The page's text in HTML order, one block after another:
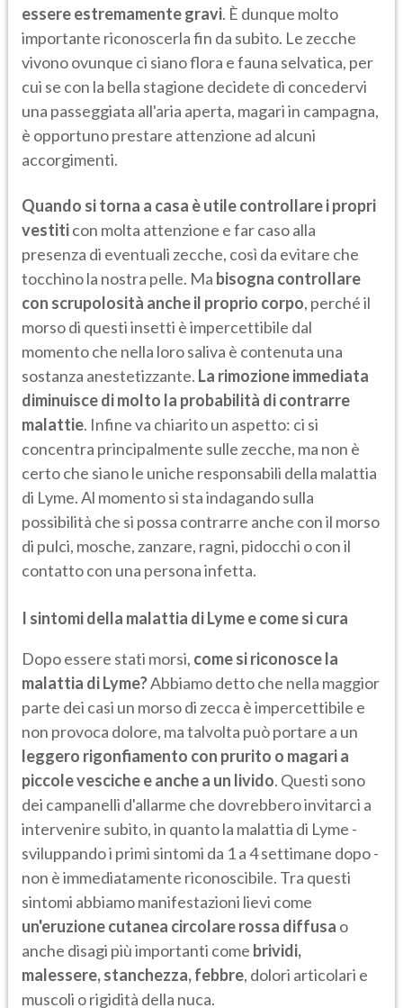
essere estremamente gravi. È dunque molto
importante riconoscerla fin da subito. Le zecche
vivono ovunque ci siano flora e fauna selvatica, per
cui se con la bella stagione decidete di concedervi
una passeggiata all'aria aperta, magari in campagna,
è opportuno prestare attenzione ad alcuni
accorgimenti.
Quando si torna a casa è utile controllare i propri
vestiticon molta attenzione e far caso alla
presenza di eventuali zecche, così da evitare che
tocchino la nostra pelle. Ma bisogna controllare
con scrupolosità anche il proprio corpo, perché il
morso di questi insetti è impercettibile dal
momento che nella loro saliva è contenuta una
sostanza anestetizzante. La rimozione immediata
diminuisce di molto la probabilità di contrarre
malattie. Infine va chiarito un aspetto: ci si
concentra principalmente sulle zecche, ma non è
certo che siano le uniche responsabili della malattia
di Lyme. Al momento si sta indagando sulla
possibilità che si possa contrarre anche con il morso
di pulci, mosche, zanzare, ragni, pidocchi o con il
contatto con una persona infetta.
I sintomi della malattia di Lyme e come si cura
Dopo essere stati morsi, come si riconosce la
malattia di Lyme?Abbiamo detto che nella maggior
parte dei casi un morso di zecca è impercettibile e
non provoca dolore, ma talvolta può portare a un
leggero rigonfiamento con prurito o magari a
piccole vesciche e anche a un livido. Questi sono
dei campanelli d'allarme che dovrebbero invitarci a
intervenire subito, in quanto la malattia di Lyme -
sviluppando i primi sintomi da 1 a 4 settimane dopo -
non è immediatamente riconoscibile. Tra questi
sintomi abbiamo manifestazioni lievi come
un'eruzione cutanea circolare rossa diffusa o
anche disagi più importanti come brividi,
malessere, stanchezza, febbre, dolori articolari e
muscoli o rigidità della nuca.